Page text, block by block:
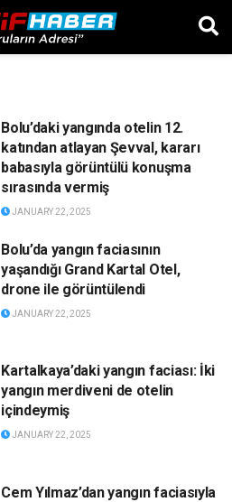
Bolu’daki yangında otelin 12.
katından atlayan Şevval, kararı
babasıyla görüntülü konuşma
sırasında vermiş
JANUARY 22, 2025
Bolu’da yangın faciasının
yaşandığı Grand Kartal Otel,
drone ile görüntülendi
JANUARY 22, 2025
Kartalkaya’daki yangın faciası: İki
yangın merdiveni de otelin
içindeymiş
JANUARY 22, 2025
Cem Yılmaz’dan yangın faciasıyla